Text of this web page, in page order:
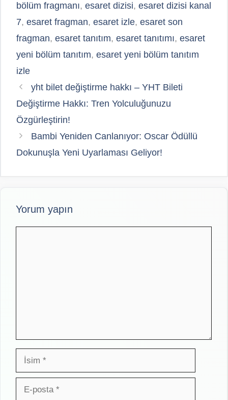
bölüm fragmanı, esaret dizisi, esaret dizisi kanal
7, esaret fragman, esaret izle, esaret son
fragman, esaret tanıtım, esaret tanıtımı, esaret
yeni bölüm tanıtım, esaret yeni bölüm tanıtım
izle
yht bilet değiştirme hakkı – YHT Bileti
Değiştirme Hakkı: Tren Yolculuğunuzu
Özgürleştirin!
Bambi Yeniden Canlanıyor: Oscar Ödüllü
Dokunuşla Yeni Uyarlaması Geliyor!
Yorum yapın
İsim
posta